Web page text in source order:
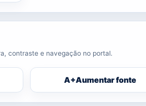
contraste e navegação no portal.
A+Aumentar fonte